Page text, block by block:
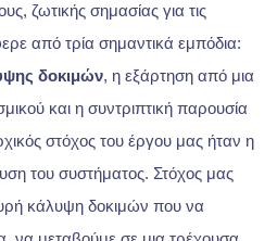
ζωτικής σημασίας για τις
από τρία σημαντικά εμπόδια:
δοκιμών, η εξάρτηση από μια
και η συντριπτική παρουσία
στόχος του έργου μας ήταν η
του συστήματος. Στόχος μας
κάλυψη δοκιμών που να